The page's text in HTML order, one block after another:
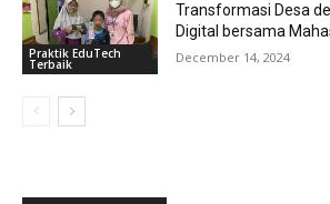
Praktik EduTech
Terbaik
Transformasi Desa
Digital bersama
December 14, 2024